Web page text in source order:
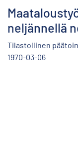
neljännellä
Tilastollinen
1970-03-06